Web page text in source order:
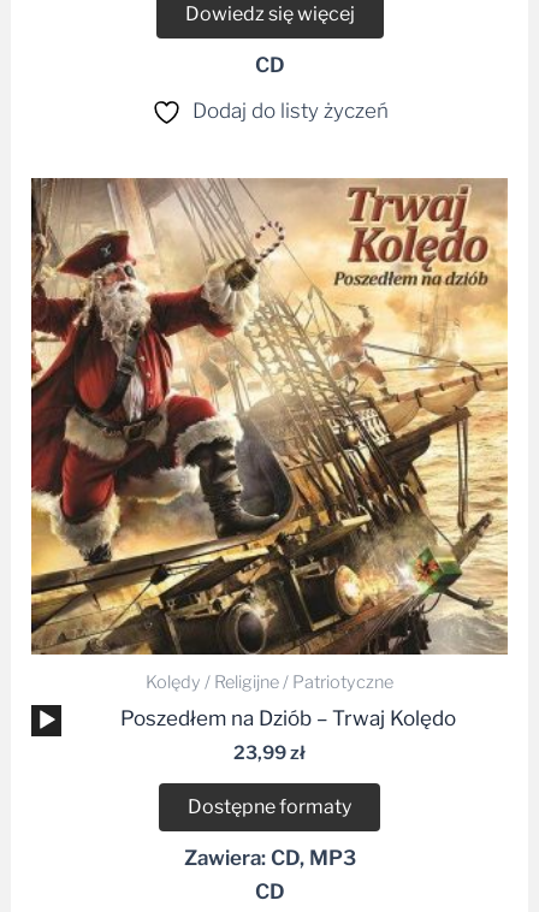
Dowiedz się więcej
CD
Dodaj do listy życzeń
Kolędy / Religijne / Patriotyczne
Odtwarzacz
plików
Poszedłem na Dziób – Trwaj Kolędo
23,99zł
Dostępne formaty
Zawiera: CD, MP3
CD